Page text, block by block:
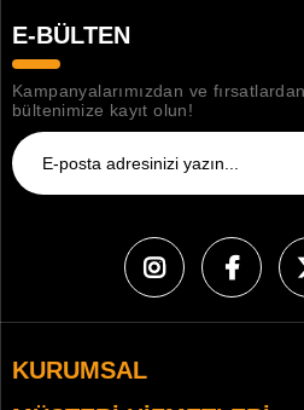
E-BÜLTEN
Kampanyalarımızdan ve
bültenimize kayıt olun!
KURUMSAL